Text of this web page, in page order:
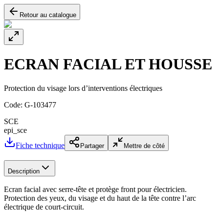
Retour au catalogue
ECRAN FACIAL ET HOUSSE
Protection du visage lors d’interventions électriques
Code: G-103477
SCE
epi_sce
Fiche technique
Partager Mettre de côté
Description
Ecran facial avec serre-tête et protège front pour électricien.
Protection des yeux, du visage et du haut de la tête contre l’arc
électrique de court-circuit.